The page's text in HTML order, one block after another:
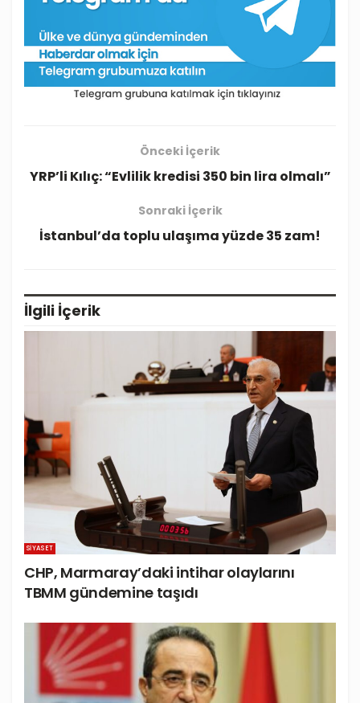
Önceki İçerik
YRP’li Kılıç: “Evlilik kredisi 350 bin lira olmalı”
Sonraki İçerik
İstanbul’da toplu ulaşıma yüzde 35 zam!
İlgili İçerik
SIYASET
CHP, Marmaray’daki intihar olaylarını
TBMM gündemine taşıdı